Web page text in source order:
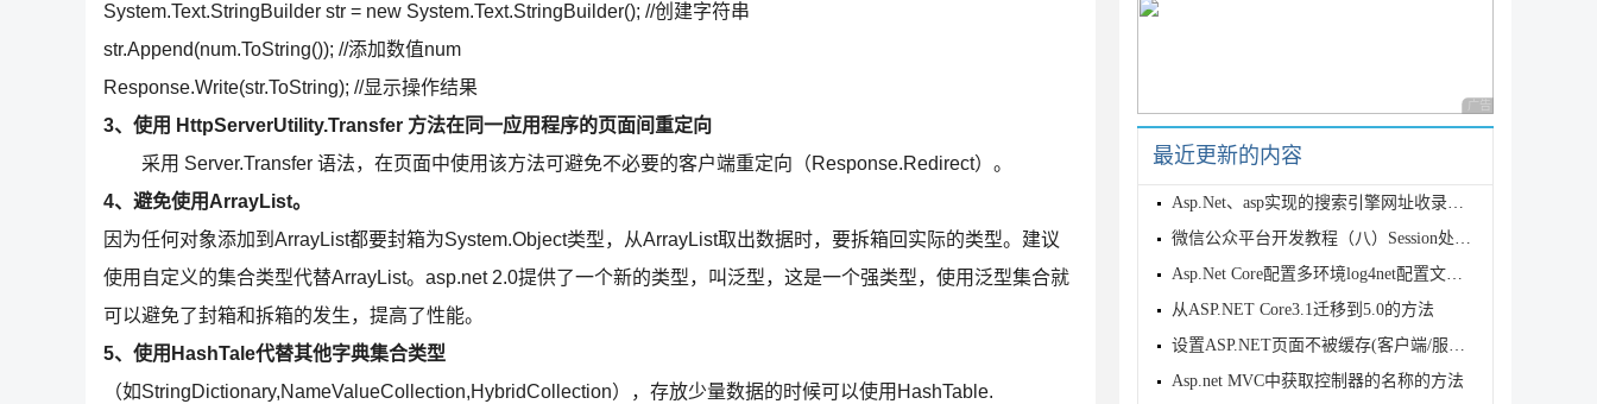
System.Text.StringBuilder str = new System.Text.StringBuilder(); //创建字符串
str.Append(num.ToString()); //添加数值num
Response.Write(str.ToString); //显示操作结果
3、使用 HttpServerUtility.Transfer 方法在同一应用程序的页面间重定向
采用 Server.Transfer 语法，在页面中使用该方法可避免不必要的客户端重定向（Response.Redirect）。
4、避免使用ArrayList。
因为任何对象添加到ArrayList都要封箱为System.Object类型，从ArrayList取出数据时，要拆箱回实际的类型。建议
使用自定义的集合类型代替ArrayList。asp.net 2.0提供了一个新的类型，叫泛型，这是一个强类型，使用泛型集合就
可以避免了封箱和拆箱的发生，提高了性能。
5、使用HashTale代替其他字典集合类型
（如StringDictionary,NameValueCollection,HybridCollection），存放少量数据的时候可以使用HashTable.
广告 商业广告，理性
最近更新的内容
Asp.Net、asp实现的搜索引擎网址收录检查程序
微信公众平台开发教程（八）Session处理问题
Asp.Net Core配置多环境log4net配置文件的全过程
从ASP.NET Core3.1迁移到5.0的方法
设置ASP.NET页面不被缓存(客户端/服务器端取消缓存方法)
Asp.net MVC中获取控制器的名称的方法